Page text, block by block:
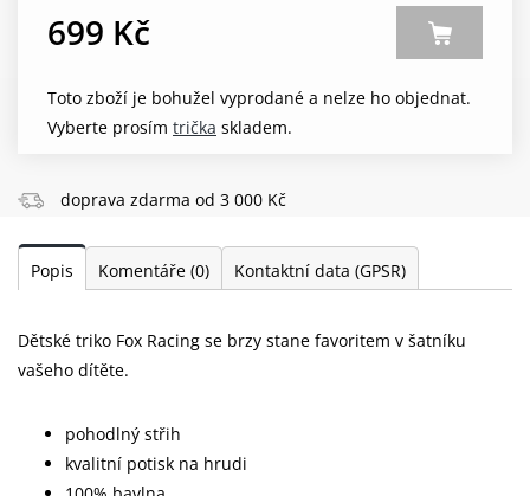
699 Kč
Toto zboží je bohužel vyprodané a nelze ho objednat.
Vyberte prosím trička skladem.
doprava zdarma od 3 000 Kč
Popis Komentáře (0) Kontaktní data (GPSR)
Dětské triko Fox Racing se brzy stane favoritem v šatníku
vašeho dítěte.
pohodlný střih
kvalitní potisk na hrudi